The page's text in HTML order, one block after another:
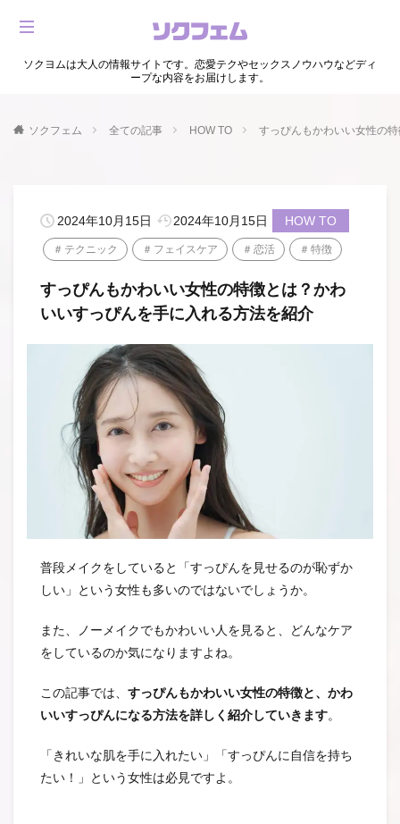
ソクヨムは大人の情報サイトです。恋愛テクやセックスノウハウなどディ
ープな内容をお届けします。
ソクフェム 全ての記事 HOW TO すっぴんもかわいい女性の
2024年10月15日 2024年10月15日 HOW TO
テクニック フェイスケア 恋活 特徴
すっぴんもかわいい女性の特徴とは？かわ
いいすっぴんを手に入れる方法を紹介
普段メイクをしていると「すっぴんを見せるのが恥ずか
しい」という女性も多いのではないでしょうか。
また、ノーメイクでもかわいい人を見ると、どんなケア
をしているのか気になりますよね。
この記事では、 すっぴんもかわいい女性の特徴と、かわ
いいすっぴんになる方法を詳しく紹介していきます。
「きれいな肌を手に入れたい」「すっぴんに自信を持ち
たい！」という女性は必見ですよ。